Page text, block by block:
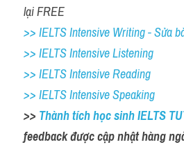
lại FREE
>> IELTS Intensive Writing - Sửa
>> IELTS Intensive Listening
>> IELTS Intensive Reading
>> IELTS Intensive Speaking
>> Thành tích học sinh IELTS
feedback được cập nhật hàng